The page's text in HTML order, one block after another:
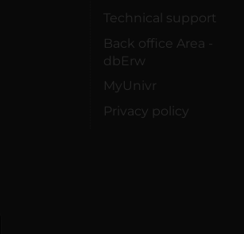
Technical support
Back office Area -
dbErw
MyUnivr
Privacy policy